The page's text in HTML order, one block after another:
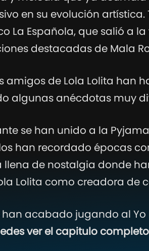
en su evolución
La Española, que salió a
destacadas de Mala
amigos de Lola Lolita han
algunas anécdotas muy
se han unido a la
han recordado épocas
llena de nostalgia donde
Lolita como creadora de
han acabado jugando al
ver el capitulo